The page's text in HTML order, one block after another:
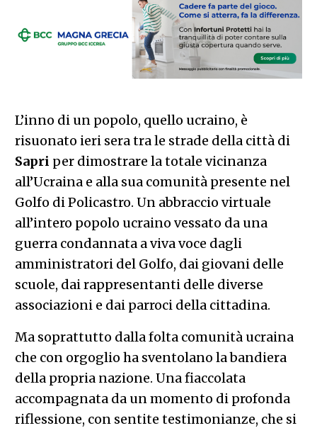
L’inno di un popolo, quello ucraino, è
risuonato ieri sera tra le strade della città di
Sapri per dimostrare la totale vicinanza
all’Ucraina e alla sua comunità presente nel
Golfo di Policastro. Un abbraccio virtuale
all’intero popolo ucraino vessato da una
guerra condannata a viva voce dagli
amministratori del Golfo, dai giovani delle
scuole, dai rappresentanti delle diverse
associazioni e dai parroci della cittadina.
Ma soprattutto dalla folta comunità ucraina
che con orgoglio ha sventolano la bandiera
della propria nazione. Una fiaccolata
accompagnata da un momento di profonda
riflessione, con sentite testimonianze, che si